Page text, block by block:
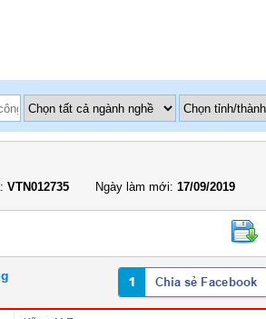
VTN012735 Ngày làm mới: 17/09/2019